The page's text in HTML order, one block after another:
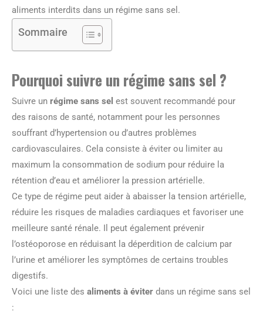
aliments interdits dans un régime sans sel.
Sommaire
Pourquoi suivre un régime sans sel ?
Suivre un régime sans sel est souvent recommandé pour
des raisons de santé, notamment pour les personnes
souffrant d’hypertension ou d’autres problèmes
cardiovasculaires. Cela consiste à éviter ou limiter au
maximum la consommation de sodium pour réduire la
rétention d’eau et améliorer la pression artérielle.
Ce type de régime peut aider à abaisser la tension artérielle,
réduire les risques de maladies cardiaques et favoriser une
meilleure santé rénale. Il peut également prévenir
l’ostéoporose en réduisant la déperdition de calcium par
l’urine et améliorer les symptômes de certains troubles
digestifs.
Voici une liste des aliments à éviter dans un régime sans sel
: